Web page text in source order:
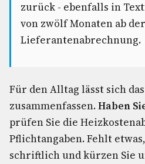
zurück - ebenfalls in
von zwölf Monaten ab der
Lieferantenabrechnung.
Für den Alltag lässt sich
zusammenfassen.Haben
prüfen Sie die
Pflichtangaben. Fehlt
schriftlich und kürzen Sie